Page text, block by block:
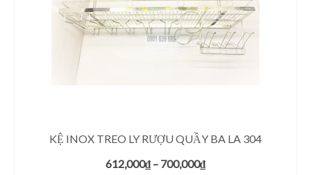
KỆ INOX TREO LY RƯỢU QUẦY BA LA 304
612,000₫ – 700,000₫